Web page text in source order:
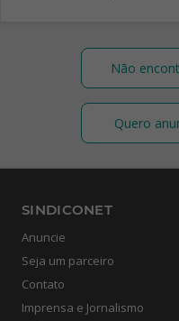
Não
Quero
SINDICONET
Anuncie
Seja um parceiro
Contato
Imprensa e Jornalismo